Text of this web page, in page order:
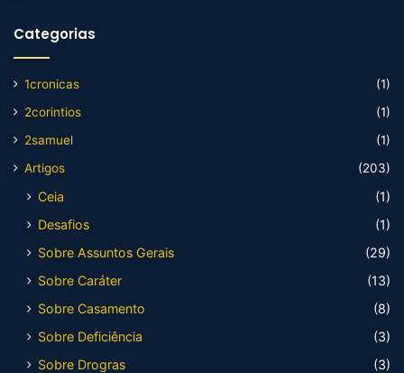
Categorias
1cronicas
(1)
2corintios
(1)
2samuel
(1)
Artigos
(203)
Ceia
(1)
Desafios
(1)
Sobre Assuntos Gerais
(29)
Sobre Caráter
(13)
Sobre Casamento
(8)
Sobre Deficiência
(3)
Sobre Drogras
(3)